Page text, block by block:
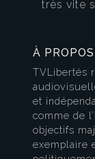
très vite
À PROPOS
TVLibertés
et
comme de
objectifs
exemplaire